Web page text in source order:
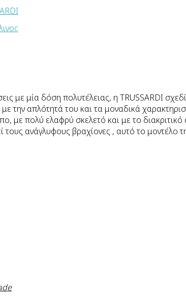
με μία δόση πολυτέλειας, η TRUSSARDI
την απλότητά του και τα μοναδικά
με πολύ ελαφρύ σκελετό και με το
ανάγλυφους βραχίονες , αυτό το μοντέλο